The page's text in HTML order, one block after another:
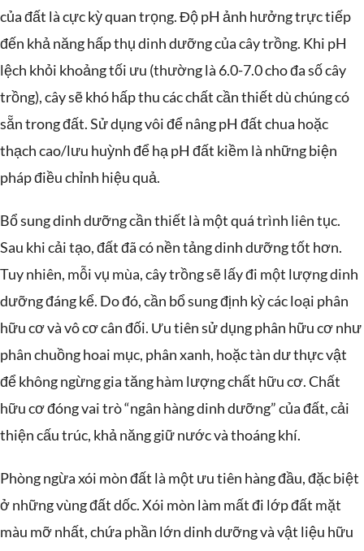
của đất là cực kỳ quan trọng. Độ pH ảnh hưởng trực tiếp
đến khả năng hấp thụ dinh dưỡng của cây trồng. Khi pH
lệch khỏi khoảng tối ưu (thường là 6.0-7.0 cho đa số cây
trồng), cây sẽ khó hấp thu các chất cần thiết dù chúng có
sẵn trong đất. Sử dụng vôi để nâng pH đất chua hoặc
thạch cao/lưu huỳnh để hạ pH đất kiềm là những biện
pháp điều chỉnh hiệu quả.
Bổ sung dinh dưỡng cần thiết là một quá trình liên tục.
Sau khi cải tạo, đất đã có nền tảng dinh dưỡng tốt hơn.
Tuy nhiên, mỗi vụ mùa, cây trồng sẽ lấy đi một lượng dinh
dưỡng đáng kể. Do đó, cần bổ sung định kỳ các loại phân
hữu cơ và vô cơ cân đối. Ưu tiên sử dụng phân hữu cơ như
phân chuồng hoai mục, phân xanh, hoặc tàn dư thực vật
để không ngừng gia tăng hàm lượng chất hữu cơ. Chất
hữu cơ đóng vai trò “ngân hàng dinh dưỡng” của đất, cải
thiện cấu trúc, khả năng giữ nước và thoáng khí.
Phòng ngừa xói mòn đất là một ưu tiên hàng đầu, đặc biệt
ở những vùng đất dốc. Xói mòn làm mất đi lớp đất mặt
màu mỡ nhất, chứa phần lớn dinh dưỡng và vật liệu hữu